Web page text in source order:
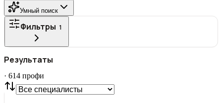
Умный поиск
Фильтры 1
Все
СТАТУС
VIP С фото
Результаты
· 614 профи